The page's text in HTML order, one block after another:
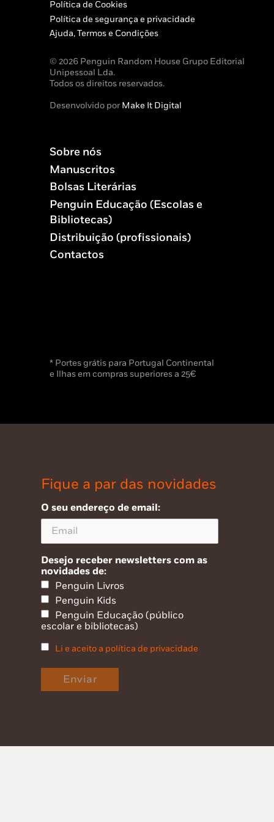
Política de Cookies
Política de segurança e privacidade
Ajuda, Termos e Condições
© 2026 Penguin Random House Grupo Editorial
Unipessoal Lda.
Todos os direitos reservados.
Desenvolvido porMake It Digital
Sobre nós
Manuscritos
Bolsas Literárias
Penguin Educação (Escolas e
Bibliotecas)
Distribuição (profissionais)
Contactos
* Portes grátis para Portugal Continental
e Ilhas em compras superiores a 25€
Fique a par das novidades
O seu endereço de email:
Desejo receber newsletters com as
novidades de:
Penguin Livros
Penguin Kids
Penguin Educação (público
escolar e bibliotecas)
Li e aceito a política de privacidade